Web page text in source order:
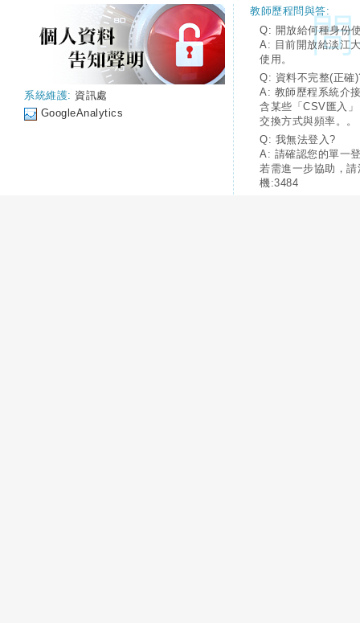
系統維護: 資訊處
GoogleAnalytics
教師歷程問與答:
Q: 開放給何種身份
A: 目前開放給淡江
使用。
Q: 資料不完整(正確
A: 教師歷程系統介
含某些「CSV匯入
交換方式與頻率。。
Q: 我無法登入?
A: 請確認您的單一
若需進一步協助，
機:3484